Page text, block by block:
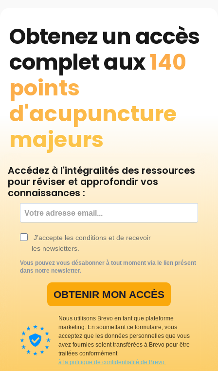
Obtenez un accès
complet aux140
points
d'acupuncture
majeurs
Accédez à l'intégralités des ressources
pour réviser et approfondir vos
connaissances :
J’accepte les conditions et de recevoir
les newsletters.
Vous pouvez vous désabonner à tout moment via le lien présent
dans notre newsletter.
OBTENIR MON ACCÈS
Nous utilisons Brevo en tant que plateforme
marketing. En soumettant ce formulaire, vous
acceptez que les données personnelles que vous
avez fournies soient transférées à Brevo pour être
traitées conformément
à la politique de confidentialité de Brevo.